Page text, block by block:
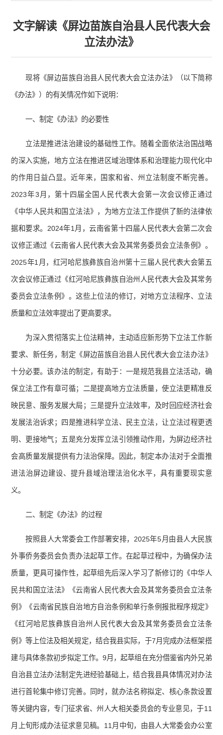
文字解读《屏边苗族自治县人民代表大会
立法办法》
现将《屏边苗族自治县人民代表大会立法办法》（以下简称
《办法》）的有关情况作如下说明：
一、制定《办法》的必要性
立法是推进法治建设的基础性工作。随着全面依法治国战略
的深入实施，地方立法在推进区域治理体系和治理能力现代化中
的作用日益凸显。近年来，国家和省、州立法制度不断完善。
2023年3月，第十四届全国人民代表大会第一次会议修正通过
《中华人民共和国立法法》，为地方立法工作提供了新的法律依
据和要求。2024年1月，云南省第十四届人民代表大会第二次会
议修正通过《云南省人民代表大会及其常务委员会立法条例》。
2025年1月，红河哈尼族彝族自治州第十三届人民代表大会第五
次会议修正通过《红河哈尼族彝族自治州人民代表大会及其常务
委员会立法条例》。这些上位法的修订，对地方立法程序、立法
质量和立法效率提出了更高要求。
为深入贯彻落实上位法精神，主动适应新形势下立法工作新
要求、新任务，制定《屏边苗族自治县人民代表大会立法办法》
十分必要。该办法的制定，有助于：一是规范我县立法活动，确
保立法工作有章可循；二是提高地方立法质量，使立法更精准反
映民意、服务发展大局；三是提升立法效率，及时回应经济社会
发展法治诉求；四是推进科学立法、民主立法，让立法过程更透
明、更接地气；五是充分发挥立法引领推动作用，为屏边经济社
会高质量发展提供有力法治保障。因此，制定本办法对于全面推
进法治屏边建设、提升县域治理法治化水平，具有重要现实意
义。
二、制定《办法》的过程
按照县人大常委会工作部署安排，2025年5月由县人大民族
外事侨务委员会负责办法起草工作。在起草过程中，为确保办法
质量，更具可操作性，起草组先后深入学习了新修订的《中华人
民共和国立法法》《云南省人民代表大会及其常务委员会立法条
例》《云南省民族自治地方自治条例和单行条例报批程序规定》
《红河哈尼族彝族自治州人民代表大会及其常务委员会立法条
例》等上位法及相关规定，结合我县实际，于7月完成办法框架搭
建与具体条款初步拟定工作。9月，起草组在充分借鉴省内外兄弟
自治县立法办法制定先进经验基础上，结合我县具体情况对办法
进行首轮集中修订完善。同时，就办法名称拟定、核心条款设置
等关键内容，专门征求省、州人大相关委员会的专业意见，于11
月上旬形成办法征求意见稿。11月中旬，由县人大常委会办公室